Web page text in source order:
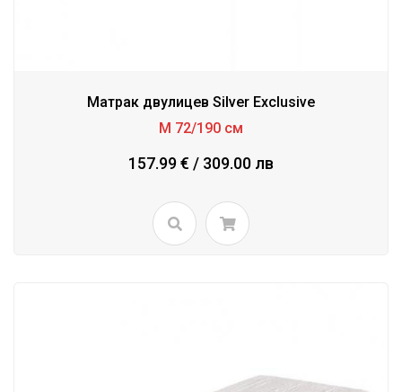
Матрак двулицев Silver Exclusive
М 72/190 см
157.99 € / 309.00 лв